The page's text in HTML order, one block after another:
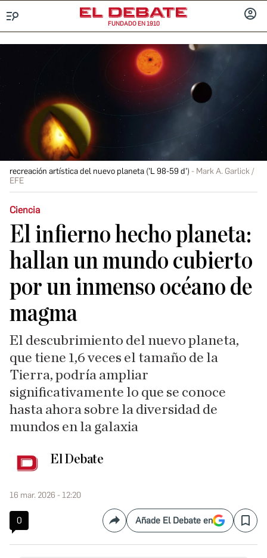
FUNDADO EN 1910
recreación artística del nuevo planeta ('L 98-59 d')
Mark A. Garlick /
EFE
Ciencia
El infierno hecho planeta:
hallan un mundo cubierto
por un inmenso océano de
magma
El descubrimiento del nuevo planeta,
que tiene 1,6 veces el tamaño de la
Tierra, podría ampliar
significativamente lo que se conoce
hasta ahora sobre la diversidad de
mundos en la galaxia
El Debate
16 mar. 2026 - 12:20
0 CompartirAñade El Debate en Save